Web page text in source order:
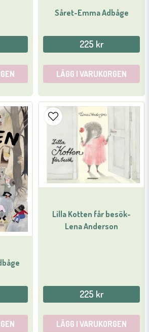
Såret-Emma Adbåge
225 kr
LÄGG I VARUKORGEN
Lilla Kotten får besök-
Lena Anderson
225 kr
LÄGG I VARUKORGEN